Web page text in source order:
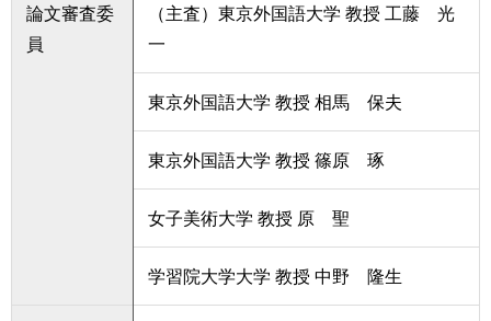
論文審査委
員
（主査）東京外国語大学 教授 工藤 光
一
東京外国語大学 教授 相馬 保夫
東京外国語大学 教授 篠原 琢
女子美術大学 教授 原 聖
学習院大学大学 教授 中野 隆生